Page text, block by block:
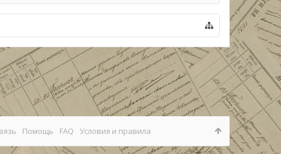
Помощь FAQ Условия и правила